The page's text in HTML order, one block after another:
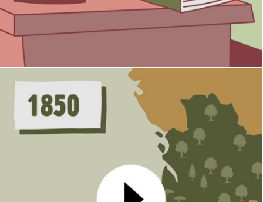
MOTION DESIGN